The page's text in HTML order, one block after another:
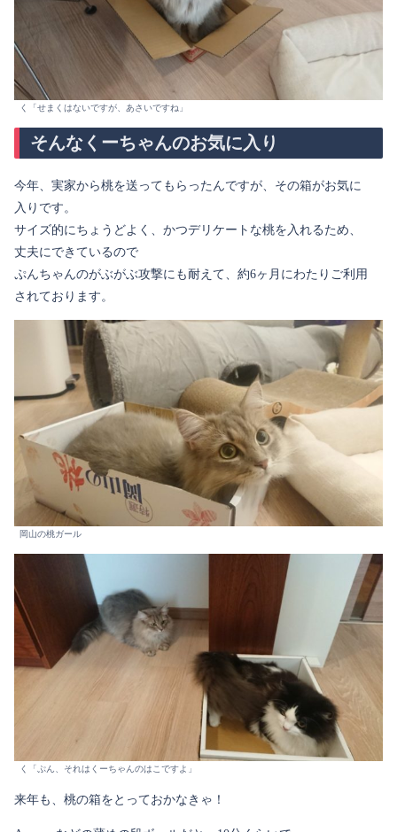
く「せまくはないですが、あさいですね」
そんなくーちゃんのお気に入り
今年、実家から桃を送ってもらったんですが、その箱がお気に
入りです。
サイズ的にちょうどよく、かつデリケートな桃を入れるため、
丈夫にできているので
ぷんちゃんのがぶがぶ攻撃にも耐えて、約6ヶ月にわたりご利用
されております。
岡山の桃ガール
く「ぷん、それはくーちゃんのはこですよ」
来年も、桃の箱をとっておかなきゃ！